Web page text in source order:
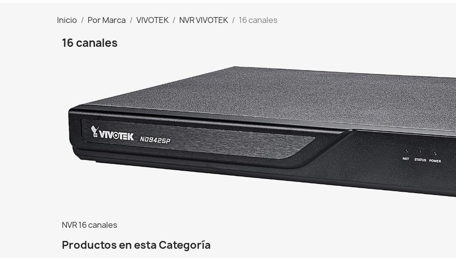
Inicio Por Marca VIVOTEK NVR VIVOTEK 16 canales
16 canales
NVR 16 canales
Productos en esta Categoría